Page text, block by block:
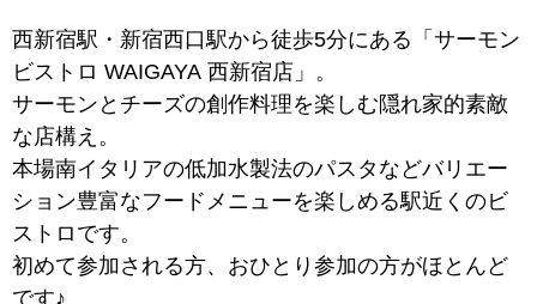
西新宿駅・新宿西口駅から徒歩5分にある「サーモン
ビストロ WAIGAYA 西新宿店」。
サーモンとチーズの創作料理を楽しむ隠れ家的素敵
な店構え。
本場南イタリアの低加水製法のパスタなどバリエー
ション豊富なフードメニューを楽しめる駅近くのビ
ストロです。
初めて参加される方、おひとり参加の方がほとんど
です♪